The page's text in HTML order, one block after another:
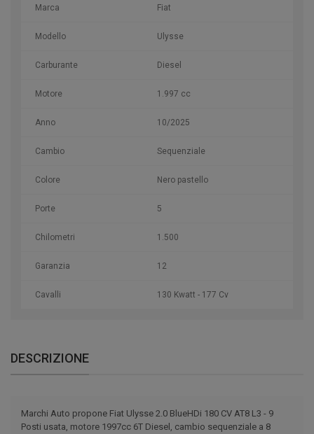
Marca Fiat
Modello Ulysse
Carburante Diesel
Motore 1.997 cc
Anno 10/2025
Cambio Sequenziale
Colore Nero pastello
Porte 5
Chilometri 1.500
Garanzia 12
Cavalli 130 Kwatt - 177 Cv
DESCRIZIONE
Marchi Auto propone Fiat Ulysse 2.0 BlueHDi 180 CV AT8 L3 - 9
Posti usata, motore 1997cc 6T Diesel, cambio sequenziale a 8